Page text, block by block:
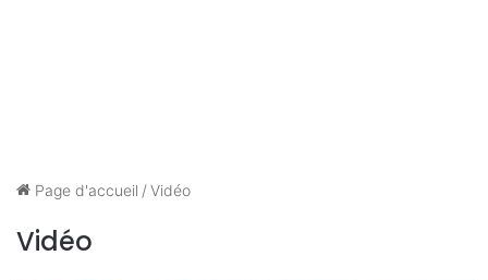
Page d'accueil /Vidéo
Vidéo